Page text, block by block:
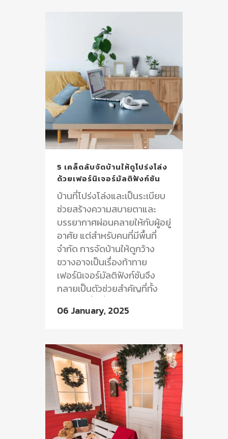
5 เคล็ดลับจัดบ้านให้ดูโปร่งโล่ง
ด้วยเฟอร์นิเจอร์มัลติฟังก์ชัน
บ้านที่โปร่งโล่งและเป็นระเบียบ
ช่วยสร้างความสบายตาและ
บรรยากาศผ่อนคลายให้กับผู้อยู่
อาศัย แต่สำหรับคนที่มีพื้นที่
จำกัด การจัดบ้านให้ดูกว้าง
ขวางอาจเป็นเรื่องท้าทาย
เฟอร์นิเจอร์มัลติฟังก์ชันจึง
กลายเป็นตัวช่วยสำคัญที่ทั้ง
ประสิทธิภาพในการใช้งาน ลอง
06 January, 2025